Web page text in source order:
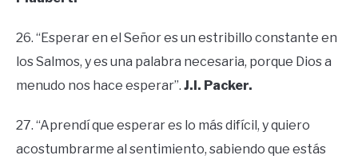
26. “Esperar en el Señor es un estribillo constante en
los Salmos, y es una palabra necesaria, porque Dios a
menudo nos hace esperar”. J.I. Packer.
27. “Aprendí que esperar es lo más difícil, y quiero
acostumbrarme al sentimiento, sabiendo que estás